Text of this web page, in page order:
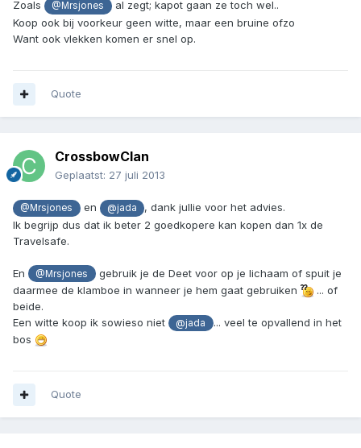
Zoals
@Mrsjones
al zegt; kapot gaan ze toch wel..
Koop ook bij voorkeur geen witte, maar een bruine ofzo
Want ook vlekken komen er snel op.
Quote
CrossbowClan
Geplaatst: 27 juli 2013
@Mrsjones en @jada
, dank jullie voor het advies.
Ik begrijp dus dat ik beter 2 goedkopere kan kopen dan 1x de
Travelsafe.
En @Mrsjones
gebruik je de Deet voor op je lichaam of spuit je
daarmee de klamboe in wanneer je hem gaat gebruiken
... of
beide.
Een witte koop ik sowieso niet
@jada
... veel te opvallend in het
bos
Quote